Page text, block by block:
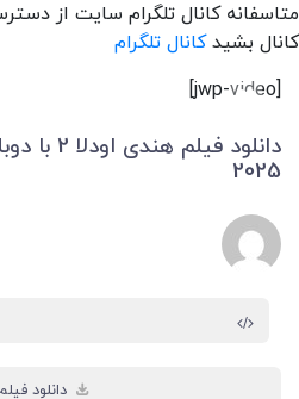
متاسفانه کانال تلگرام سایت از
کانال بشیدکانال تلگرام
[jwp-video]
2025
دانلود